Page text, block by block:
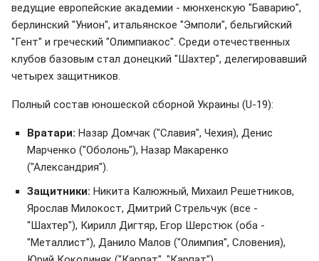
ведущие европейские академии - мюнхенскую "Баварию",
берлинский "Унион", итальянское "Эмполи", бельгийский
"Гент" и греческий "Олимпиакос". Среди отечественных
клубов базовым стал донецкий "Шахтер", делегировавший
четырех защитников.
Полный состав юношеской сборной Украины (U-19):
Вратари: Назар Домчак ("Славия", Чехия), Денис
Марченко ("Оболонь"), Назар Макаренко
("Александрия").
Защитники: Никита Калюжный, Михаил Решетников,
Ярослав Милокост, Дмитрий Стрельчук (все -
"Шахтер"), Кирилл Дигтяр, Егор Шерстюк (оба -
"Металлист"), Данило Малов ("Олимпия", Словения),